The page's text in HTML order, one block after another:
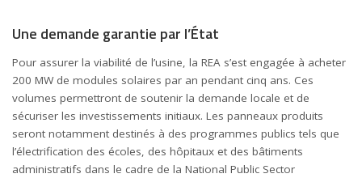
Une demande garantie par l’État
Pour assurer la viabilité de l’usine, la REA s’est engagée à acheter
200 MW de modules solaires par an pendant cinq ans. Ces
volumes permettront de soutenir la demande locale et de
sécuriser les investissements initiaux. Les panneaux produits
seront notamment destinés à des programmes publics tels que
l’électrification des écoles, des hôpitaux et des bâtiments
administratifs dans le cadre de la National Public Sector